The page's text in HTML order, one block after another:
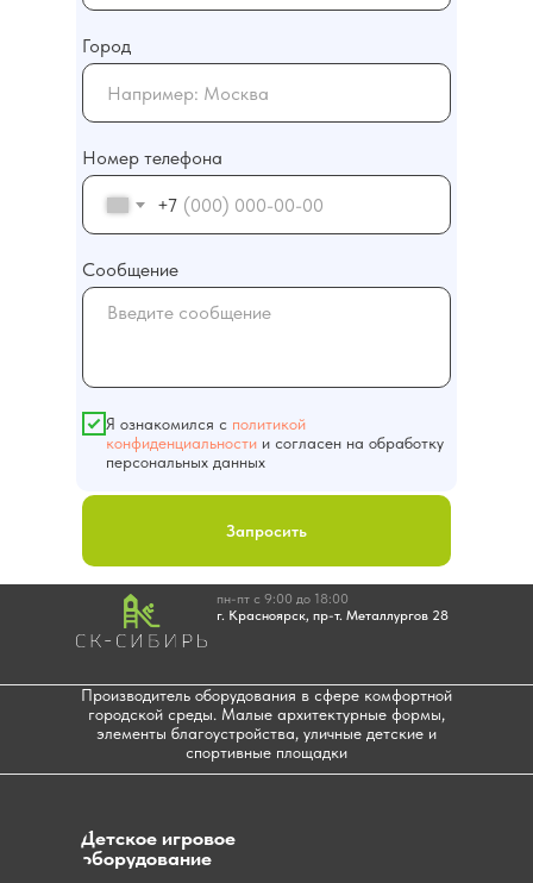
Город
Номер телефона
+7
Сообщение
Я ознакомился с политикой
конфиденциальности и согласен на обработку
персональных данных
Запросить
ПОЛУЧИТЬ КОНСУЛЬТАЦИЮ
Производитель оборудования в сфере комфортной
городской среды. Малые архитектурные формы,
элементы благоустройства, уличные детские и
спортивные площадки
пн-пт с 9:00 до 18:00
г. Красноярск, пр-т. Металлургов 28
Детское игровое
оборудование
О компании